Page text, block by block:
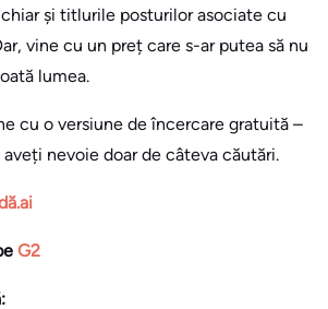
și titlurile posturilor asociate cu
vine cu un preț care s-ar putea să nu
lumea.
cu o versiune de încercare gratuită –
nevoie doar de câteva căutări.
G2